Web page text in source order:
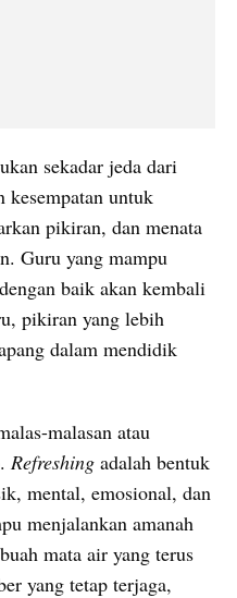
sekadar jeda dari
kesempatan untuk
pikiran, dan menata
Guru yang mampu
baik akan kembali
pikiran yang lebih
dalam mendidik
malasan atau
Refreshing adalah bentuk
mental, emosional, dan
menjalankan amanah
mata air yang terus
yang tetap terjaga,